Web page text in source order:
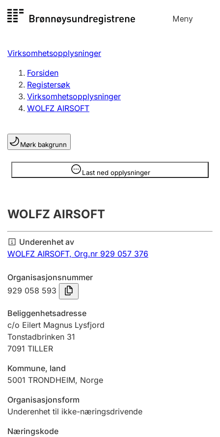
til
Meny
Registersøk
Aksjeselskap
Enkeltpersonforetak
Registrere, endre, slette
Lag og forening
Registrere, endre, slette
Årsregnskap
Innsending og forsinkelsesgebyr
Tinglysing
Jeger
Betaling og jegeravgiftskort
Ektepaktveileder
Offentlig sektor
Virksomhetsopplysninger
Forsiden
Registersøk
Virksomhetsopplysninger
WOLFZ AIRSOFT
Mørk bakgrunn
Last ned opplysninger
Opplysninger er skjult
WOLFZ AIRSOFT
Underenhet av
WOLFZ AIRSOFT, Org.nr 929 057 376
Organisasjonsnummer
929 058 593
Beliggenhetsadresse
c/o Eilert Magnus Lysfjord
Tonstadbrinken 31
7091 TILLER
Kommune, land
5001 TRONDHEIM, Norge
Organisasjonsform
Underenhet til ikke-næringsdrivende
Næringskode